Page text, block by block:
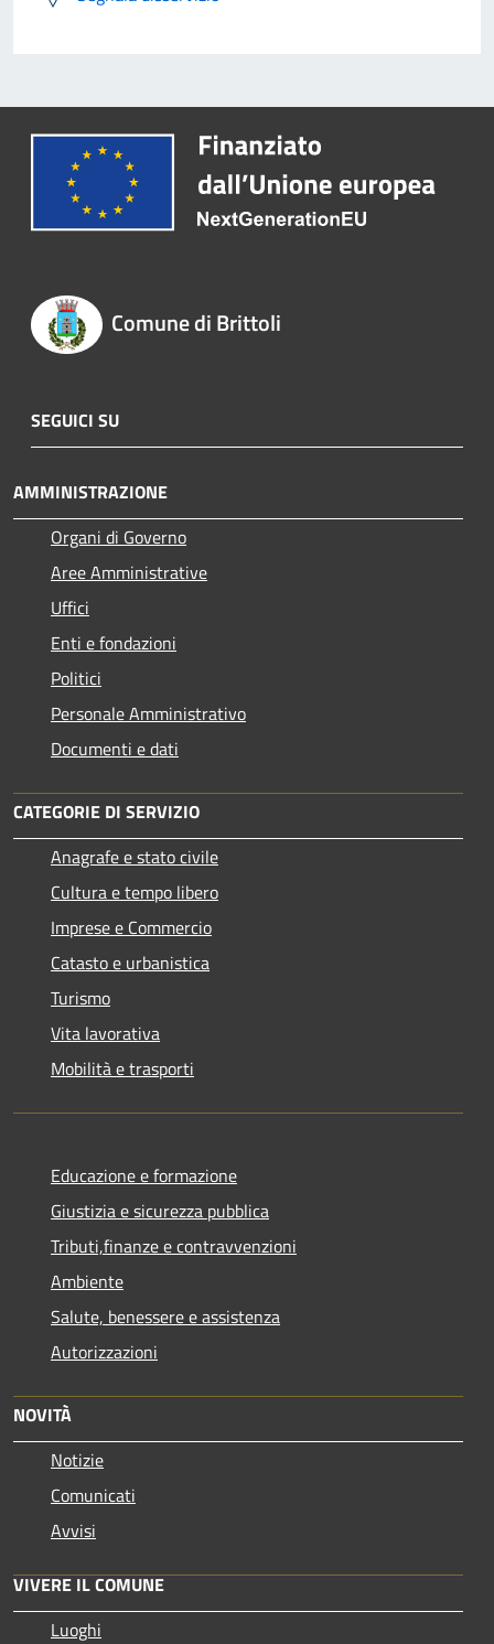
Comune di Brittoli
SEGUICI SU
AMMINISTRAZIONE
Organi di Governo
Aree Amministrative
Uffici
Enti e fondazioni
Politici
Personale Amministrativo
Documenti e dati
CATEGORIE DI SERVIZIO
Anagrafe e stato civile
Cultura e tempo libero
Imprese e Commercio
Catasto e urbanistica
Turismo
Vita lavorativa
Mobilità e trasporti
Educazione e formazione
Giustizia e sicurezza pubblica
Tributi,finanze e contravvenzioni
Ambiente
Salute, benessere e assistenza
Autorizzazioni
NOVITÀ
Notizie
Comunicati
Avvisi
VIVERE IL COMUNE
Luoghi